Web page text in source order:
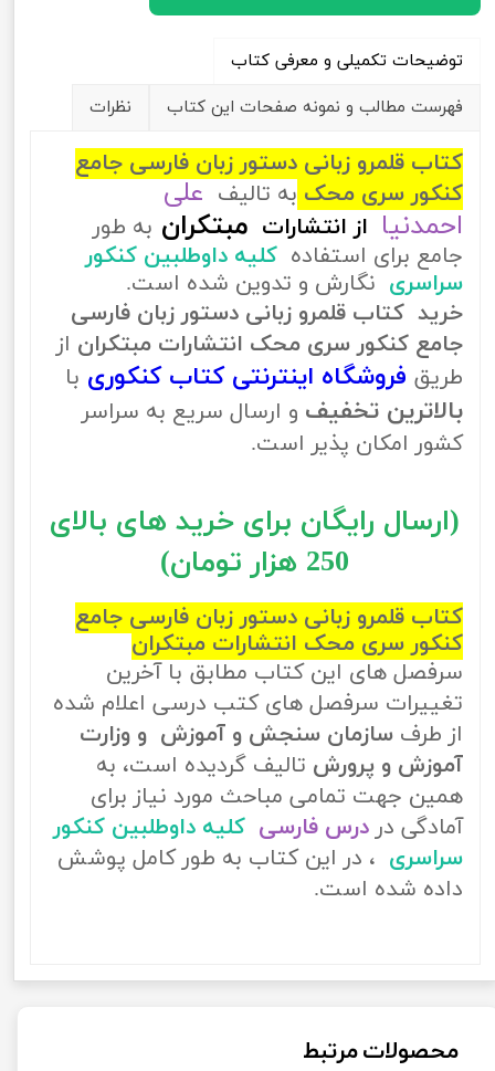
توضیحات تکمیلی و معرفی کتاب
فهرست مطالب و نمونه صفحات این کتاب
نظرات
کتاب قلمرو زبانی دستور زبان فارسی جامع
کنکور سری محک به تالیف علی
احمدنیا از انتشارات مبتکران به طور
جامع برای استفاده کلیه داوطلبین کنکور
سراسری نگارش و تدوین شده است.
خرید کتاب قلمرو زبانی دستور زبان فارسی
جامع کنکور سری محک انتشارات مبتکران از
طریق فروشگاه اینترنتی کتاب کنکوری با
بالاترین تخفیف و ارسال سریع به سراسر
کشور امکان پذیر است.
(ارسال رایگان برای خرید های بالای
250 هزار تومان)
کتاب قلمرو زبانی دستور زبان فارسی جامع
کنکور سری محک انتشارات مبتکران
سرفصل های این کتاب مطابق با آخرین
تغییرات سرفصل های کتب درسی اعلام شده
از طرف سازمان سنجش و آموزش و وزارت
آموزش و پرورش تالیف گردیده است، به
همین جهت تمامی مباحث مورد نیاز برای
آمادگی در درس فارسی کلیه داوطلبین کنکور
سراسری ، در این کتاب به طور کامل پوشش
داده شده است.
محصولات مرتبط